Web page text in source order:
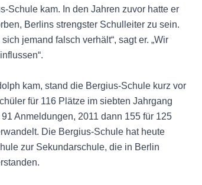
Schule kam. In den Jahren zuvor hatte er
Berlins strengster Schulleiter zu sein.
jemand falsch verhält“, sagt er. „Wir
kam, stand die Bergius-Schule kurz vor
für 116 Plätze im siebten Jahrgang
Anmeldungen, 2011 dann 155 für 125
Die Bergius-Schule hat heute
zur Sekundarschule, die in Berlin